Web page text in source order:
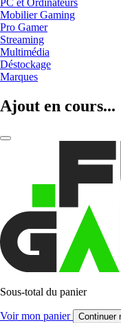
Mobilier Gaming
Pro Gamer
Streaming
Multimédia
Déstockage
Marques
Ajout en cours...
Sous-total du panier
Voir mon panier Continuer